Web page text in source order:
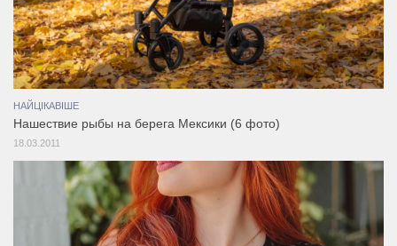
НАЙЦІКАВІШЕ
Нашествие рыбы на берега Мексики (6 фото)
18.03.2011